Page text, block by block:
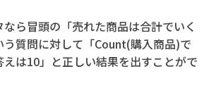
ら冒頭の「売れた商品は合計でいく
う質問に対して「Count(購入商品)で
は10」と正しい結果を出すことがで